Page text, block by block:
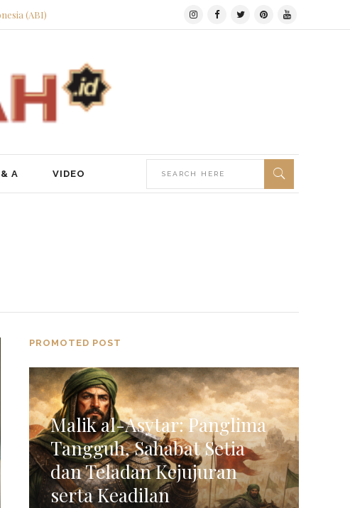
(ABI)
A VIDEO
PROMOTED POST
Malik al-Asytar: Panglima
Tangguh, Sahabat Setia
dan Teladan Kejujuran
serta Keadilan